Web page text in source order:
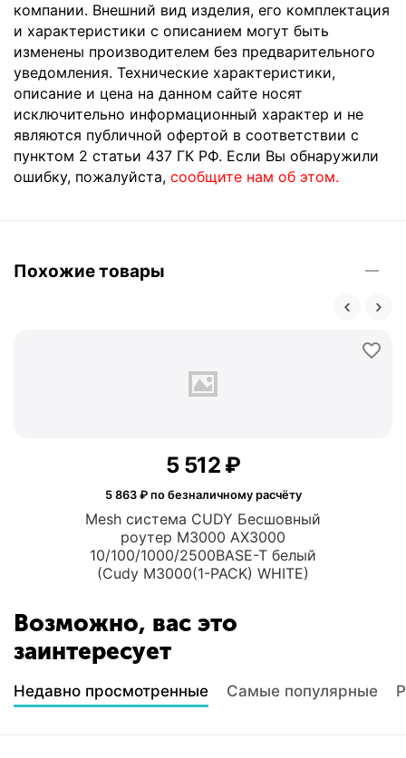
компании. Внешний вид изделия, его комплектация
и характеристики с описанием могут быть
изменены производителем без предварительного
уведомления. Технические характеристики,
описание и цена на данном сайте носят
исключительно информационный характер и не
являются публичной офертой в соответствии с
пунктом 2 статьи 437 ГК РФ. Если Вы обнаружили
ошибку, пожалуйста, сообщите нам об этом.
Похожие товары
Mesh система CUDY Бесшовный
роутер M3000 AX3000
10/100/1000/2500BASE-T белый
(Cudy M3000(1-PACK) WHITE)
5 512 ₽
5 863₽ по безналичному расчёту
Возможно, вас это
заинтересует
Недавно просмотренные Самые популярные